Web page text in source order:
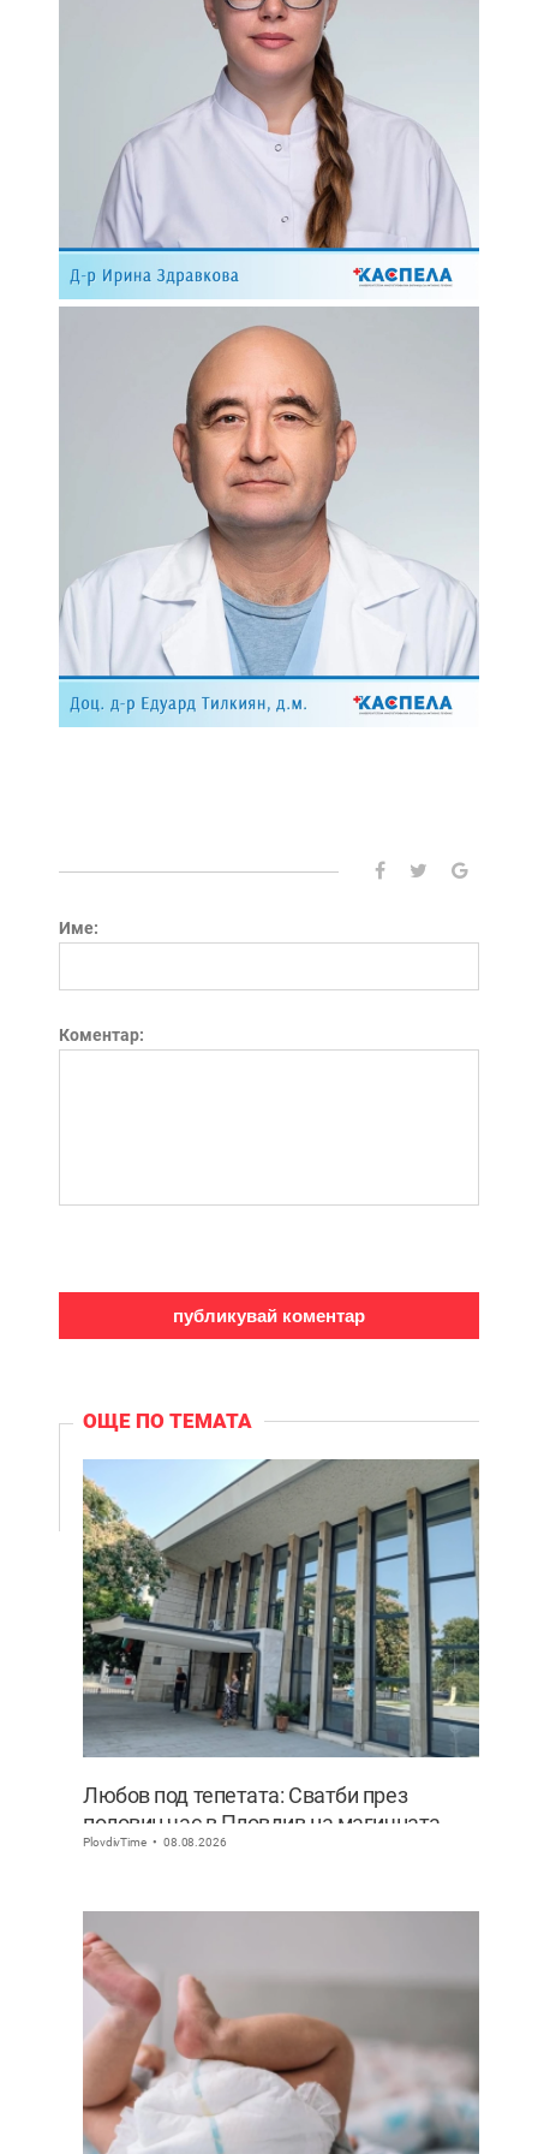
Име:
Коментар:
ОЩЕ ПО ТЕМАТА
Любов под тепетата: Сватби през
половин час в Пловдив на магичната
дата 8.08
PlovdivTime 08.08.2026